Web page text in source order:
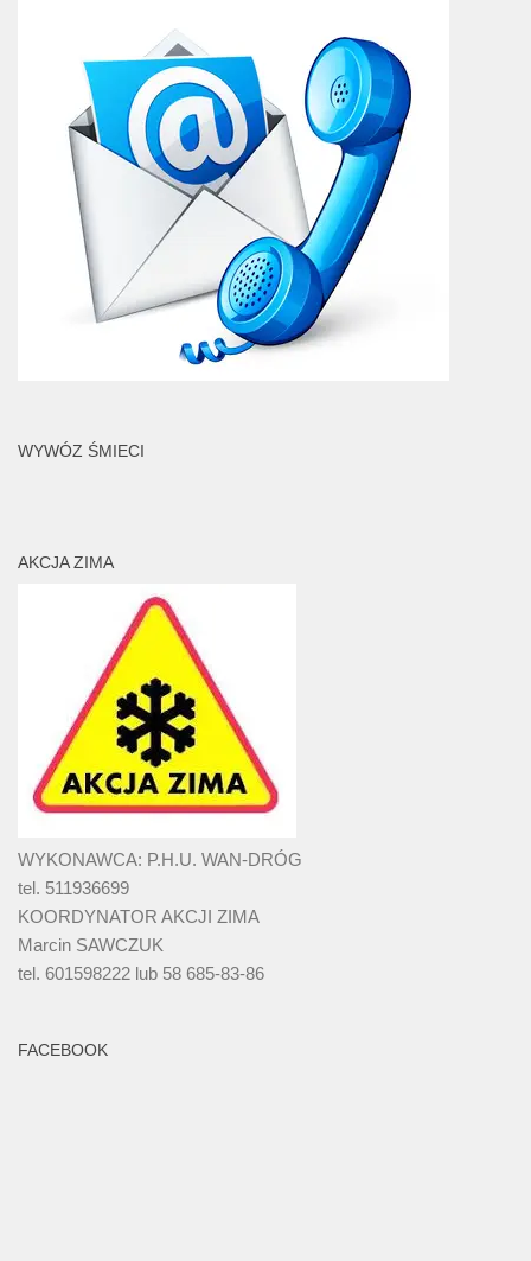
WYWÓZ ŚMIECI
AKCJA ZIMA
WYKONAWCA: P.H.U. WAN-DRÓG
tel. 511936699
KOORDYNATOR AKCJI ZIMA
Marcin SAWCZUK
tel. 601598222 lub 58 685-83-86
FACEBOOK